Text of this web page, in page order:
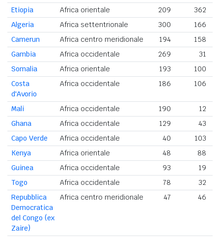
Etiopia
Africa orientale 209
362
Algeria
Africa settentrionale 300
166
Camerun
Africa centro meridionale 194
158
Gambia
Africa occidentale 269
31
Somalia
Africa orientale 193
100
Costa
d'Avorio
Africa occidentale 186 106
Mali Africa occidentale 190
12
Ghana
Africa occidentale 129
43
Capo Verde
Africa occidentale 40
103
Kenya
Africa orientale 48
88
Guinea
Africa occidentale 93
19
Togo
Africa occidentale 78
32
Repubblica
Democratica
del Congo (ex
Zaire)
Africa centro meridionale 47 46